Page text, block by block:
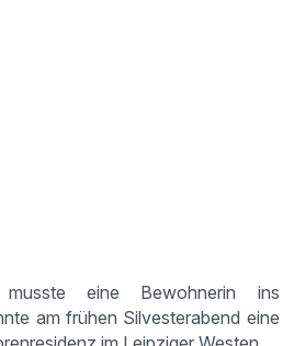
eine Bewohnerin ins
am frühen Silvesterabend eine